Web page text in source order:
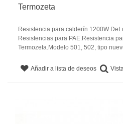
Termozeta
Resistencia para calderín 1200W
Resistencias para PAE.Resistencia
Termozeta.Modelo 501, 502, tipo
Añadir a lista de deseos